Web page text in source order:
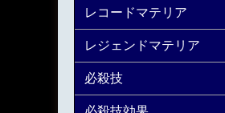
レコードマテリア
レジェンドマテリア
必殺技